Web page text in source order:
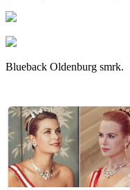
Blueback Oldenburg smrk.